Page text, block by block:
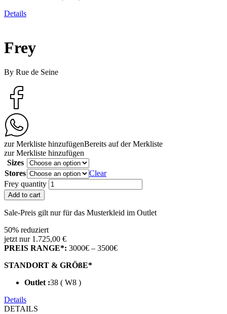
Details
Frey
By Rue de Seine
zur Merkliste hinzufügenBereits auf der Merkliste
zur Merkliste hinzufügen
Sizes
Stores
Clear
Frey quantity
Add to cart
Sale-Preis gilt nur für das Musterkleid im Outlet
50% reduziert
jetzt nur 1.725,00 €
PREIS RANGE*: 3000€ – 3500€
STANDORT & GRÖßE*
Outlet :38 ( W8 )
Details
DETAILS